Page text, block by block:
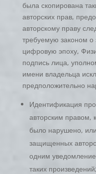
была скопирована
авторских прав,
авторскому праву
требуемую законом о
цифровую эпоху,
подпись лица,
имени владельца
предположительно
Идентификация
авторским правом,
было нарушено,
защищенных
одним
таких произведений;